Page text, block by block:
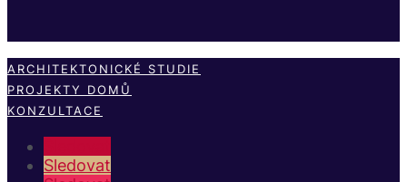
ARCHITEKTONICKÉ STUDIE
PROJEKTY DOMŮ
KONZULTACE
Sledovat